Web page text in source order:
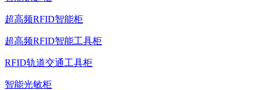
超高频RFID智能柜
超高频RFID智能工具柜
RFID轨道交通工具柜
智能光敏柜